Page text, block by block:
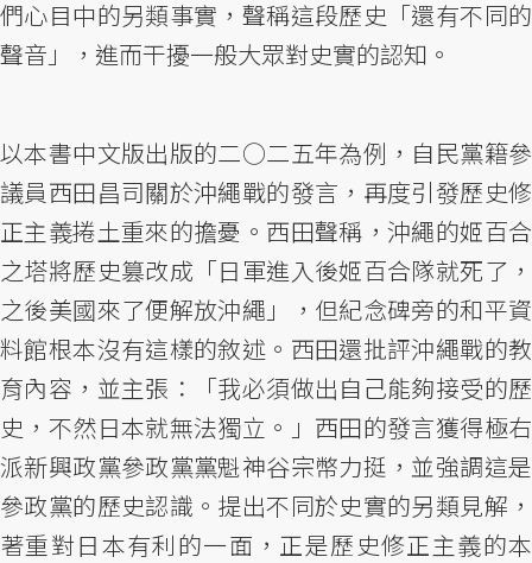
們心目中的另類事實，聲稱這段歷史「還有不同的
聲音」，進而干擾一般大眾對史實的認知。
以本書中文版出版的二○二五年為例，自民黨籍參
議員西田昌司關於沖繩戰的發言，再度引發歷史修
正主義捲土重來的擔憂。西田聲稱，沖繩的姬百合
之塔將歷史篡改成「日軍進入後姬百合隊就死了，
之後美國來了便解放沖繩」，但紀念碑旁的和平資
料館根本沒有這樣的敘述。西田還批評沖繩戰的教
育內容，並主張：「我必須做出自己能夠接受的歷
史，不然日本就無法獨立。」西田的發言獲得極右
派新興政黨參政黨黨魁神谷宗幣力挺，並強調這是
參政黨的歷史認識。提出不同於史實的另類見解，
著重對日本有利的一面，正是歷史修正主義的本